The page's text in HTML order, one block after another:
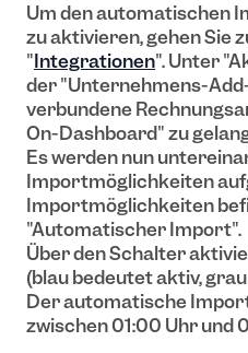
Um den automatischen
zu aktivieren, gehen Sie
"Integrationen". Unter
der "Unternehmens-
verbundene
On-Dashboard" zu
Es werden nun
Importmöglichkeiten
Importmöglichkeiten
"Automatischer Import".
Über den Schalter
(blau bedeutet aktiv,
Der automatische
zwischen 01:00 Uhr und